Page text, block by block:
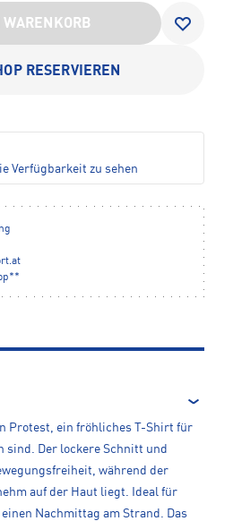
RESERVIEREN
Verfügbarkeit zu sehen
Protest, ein fröhliches T-Shirt für
sind. Der lockere Schnitt und
während der
auf der Haut liegt. Ideal für
Nachmittag am Strand. Das